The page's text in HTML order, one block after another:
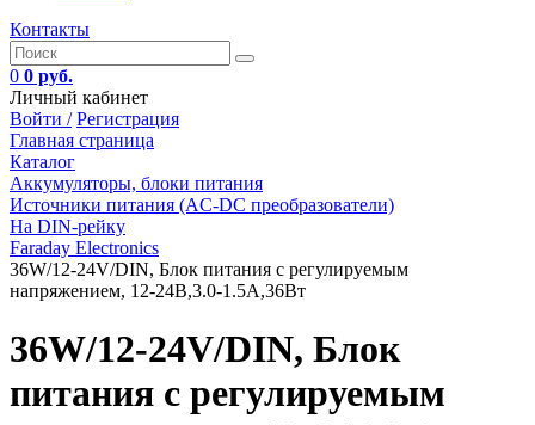
Контакты
0 0 руб.
Личный кабинет
Войти / Регистрация
Главная страница
Каталог
Аккумуляторы, блоки питания
Источники питания (AC-DC преобразователи)
На DIN-рейку
Faraday Electronics
36W/12-24V/DIN, Блок питания с регулируемым
напряжением, 12-24В,3.0-1.5А,36Вт
36W/12-24V/DIN, Блок
питания с регулируемым